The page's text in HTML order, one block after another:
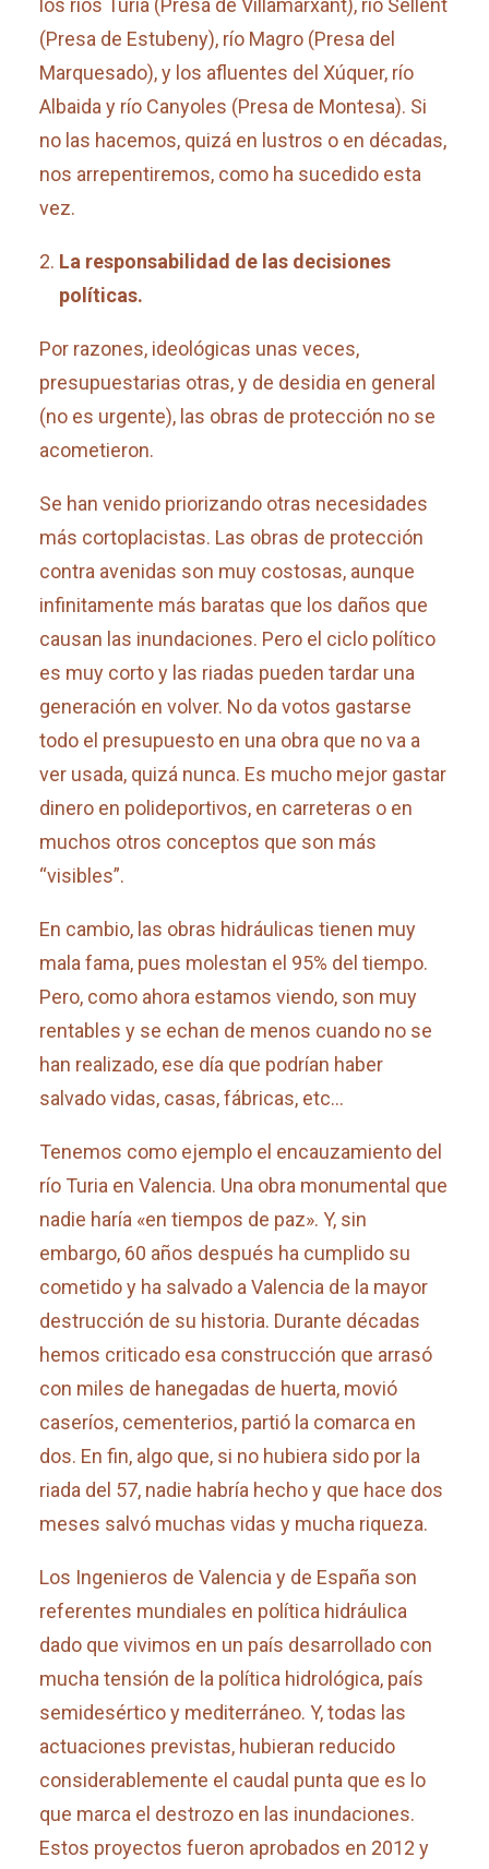
los ríos Turia (Presa de Villamarxant), río Sellent
(Presa de Estubeny), río Magro (Presa del
Marquesado), y los afluentes del Xúquer, río
Albaida y río Canyoles (Presa de Montesa). Si
no las hacemos, quizá en lustros o en décadas,
nos arrepentiremos, como ha sucedido esta
vez.
La responsabilidad de las decisiones
políticas.
Por razones, ideológicas unas veces,
presupuestarias otras, y de desidia en general
(no es urgente), las obras de protección no se
acometieron.
Se han venido priorizando otras necesidades
más cortoplacistas. Las obras de protección
contra avenidas son muy costosas, aunque
infinitamente más baratas que los daños que
causan las inundaciones. Pero el ciclo político
es muy corto y las riadas pueden tardar una
generación en volver. No da votos gastarse
todo el presupuesto en una obra que no va a
ver usada, quizá nunca. Es mucho mejor gastar
dinero en polideportivos, en carreteras o en
muchos otros conceptos que son más
“visibles”.
En cambio, las obras hidráulicas tienen muy
mala fama, pues molestan el 95% del tiempo.
Pero, como ahora estamos viendo, son muy
rentables y se echan de menos cuando no se
han realizado, ese día que podrían haber
salvado vidas, casas, fábricas, etc…
Tenemos como ejemplo el encauzamiento del
río Turia en Valencia. Una obra monumental que
nadie haría «en tiempos de paz». Y, sin
embargo, 60 años después ha cumplido su
cometido y ha salvado a Valencia de la mayor
destrucción de su historia. Durante décadas
hemos criticado esa construcción que arrasó
con miles de hanegadas de huerta, movió
caseríos, cementerios, partió la comarca en
dos. En fin, algo que, si no hubiera sido por la
riada del 57, nadie habría hecho y que hace dos
meses salvó muchas vidas y mucha riqueza.
Los Ingenieros de Valencia y de España son
referentes mundiales en política hidráulica
dado que vivimos en un país desarrollado con
mucha tensión de la política hidrológica, país
semidesértico y mediterráneo. Y, todas las
actuaciones previstas, hubieran reducido
considerablemente el caudal punta que es lo
que marca el destrozo en las inundaciones.
Estos proyectos fueron aprobados en 2012 y